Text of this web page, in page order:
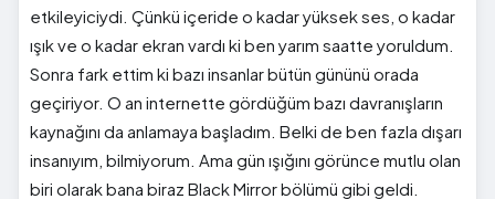
etkileyiciydi. Çünkü içeride o kadar yüksek ses, o kadar
ışık ve o kadar ekran vardı ki ben yarım saatte yoruldum.
Sonra fark ettim ki bazı insanlar bütün gününü orada
geçiriyor. O an internette gördüğüm bazı davranışların
kaynağını da anlamaya başladım. Belki de ben fazla dışarı
insanıyım, bilmiyorum. Ama gün ışığını görünce mutlu olan
biri olarak bana biraz Black Mirror bölümü gibi geldi.